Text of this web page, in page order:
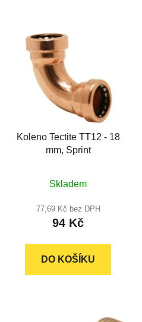
Koleno Tectite TT12 - 18
mm, Sprint
hodnocení
produktu
je
z
Skladem
77,69 Kč bez DPH
94 Kč
DO KOŠÍKU